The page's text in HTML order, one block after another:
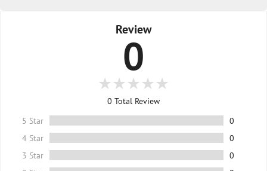
Review
0
0 Total Review
5 Star
0
4 Star
0
3 Star
0